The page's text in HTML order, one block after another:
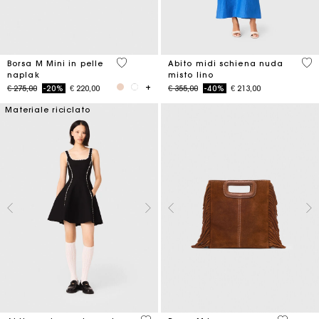
Borsa M Mini in pelle
naplak
Price reduced from
€ 275,00to-20% € 220,00
4,1 out of 5 Customer Rating
Abito midi schiena nuda
misto lino
Price reduced from
€ 355,00to-40% € 213,00
4,8
Materiale riciclato